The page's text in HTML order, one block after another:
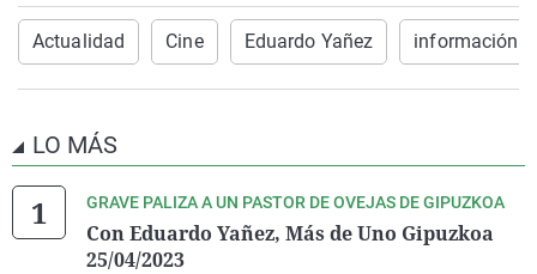
Actualidad Cine Eduardo Yañez información
LO MÁS
GRAVE PALIZA A UN PASTOR DE OVEJAS DE GIPUZKOA
Con Eduardo Yañez, Más de Uno Gipuzkoa
25/04/2023